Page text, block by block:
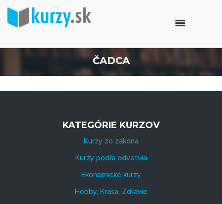
ČADCA
KATEGÓRIE KURZOV
Kurzy zo zákona
Kurzy podľa odvetvia
Ekonomické kurzy
Hobby, Krása, Zdravie